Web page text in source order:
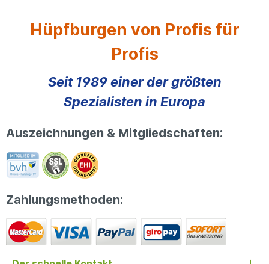
Hüpfburgen von Profis für
Profis
Seit 1989 einer der größten
Spezialisten in Europa
Auszeichnungen & Mitgliedschaften:
Zahlungsmethoden: